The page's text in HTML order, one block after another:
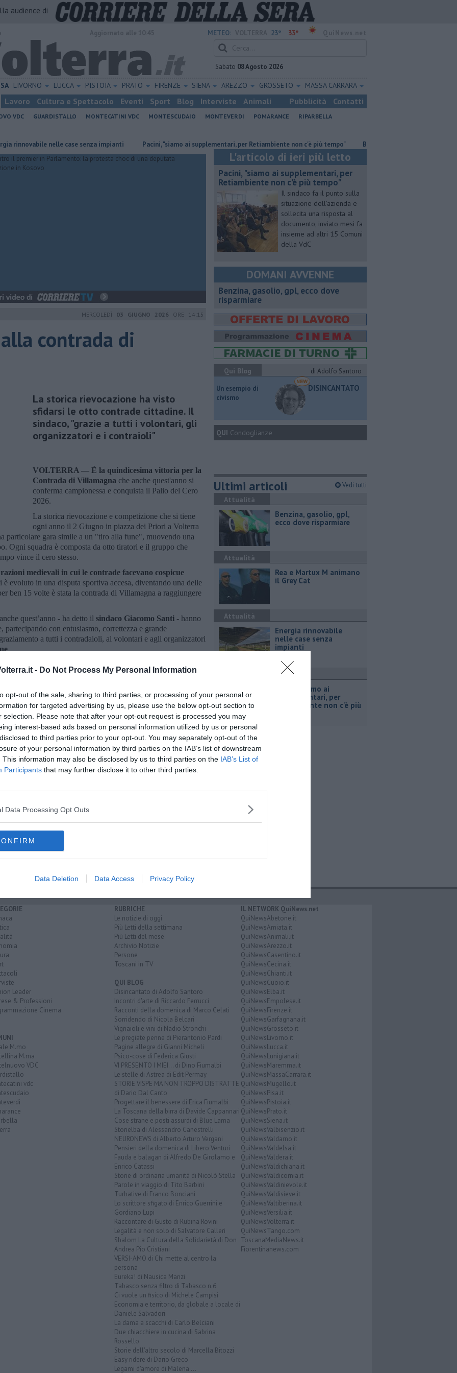
- Do Not Process My Personal Information
opt-out of the sale, sharing to third parties, or processing of your personal or
for targeted advertising by us, please use the below opt-out section to
selection. Please note that after your opt-out request is processed you may
interest-based ads based on personal information utilized by us or personal
to third parties prior to your opt-out. You may separately opt-out of the
of your personal information by third parties on the IAB’s list of downstream
This information may also be disclosed by us to third parties on the IAB’s List of
Participants that may further disclose it to other third parties.
Data Processing Opt Outs
Data Deletion Data Access Privacy Policy
audience di
METEO: 23° 33°
Sabato 08 Agosto 2026
LIVORNO LUCCA PISTOIA PRATO FIRENZE SIENA AREZZO GROSSETO MASSA CARRARA
Lavoro Cultura e Spettacolo Eventi Sport Blog Interviste Animali Pubblicità Contatti
VDC GUARDISTALLO MONTECATINI VDC MONTESCUDAIO MONTEVERDI POMARANCE
RIPARBELLA
nelle case senza impianti Pacini, "siamo ai supplementari, per Retiambiente non c'è più tempo" ​Benzina, gasolio, gpl, ecco dove
MERCOLEDÌ 03 GIUGNO 2026 ORE 14:15
contrada di
La storica rievocazione ha visto
sfidarsi le otto contrade cittadine. Il
sindaco, "grazie a tutti i volontari, gli
organizzatori e i contraioli"
VOLTERRA — È la quindicesima vittoria per la
Contrada di Villamagna che anche quest'anno si
conferma campionessa e conquista il Palio del Cero
2026.
La storica rievocazione e competizione che si tiene
ogni anno il 2 Giugno in piazza dei Priori a Volterra
particolare gara simile a un "tiro alla fune", muovendo una
Ogni squadra è composta da otto tiratori e il gruppo che
vince il cero stesso.
medievali in cui le contrade facevano cospicue
è evoluto in una disputa sportiva accesa, diventando una delle
ben 15 volte è stata la contrada di Villamagna a raggiungere
quest’anno - ha detto il sindaco Giacomo Santi - hanno
partecipando con entusiasmo, correttezza e grande
a tutti i contradaioli, ai volontari e agli organizzatori
.
realizzazione del cero, frutto di impegno, passione e abilità
iscriviti allaNewsletter QUInews - ToscanaMedia.
nella tua casella di posta.
Armentur Balistari"
L'articolo di ieri più letto
Pacini, "siamo ai supplementari, per
Retiambiente non c'è più tempo"
Il sindaco fa il punto sulla
situazione dell'azienda e
sollecita una risposta al
documento, inviato mesi fa
insieme ad altri 15 Comuni
della VdC
DOMANI AVVENNE
​Benzina, gasolio, gpl, ecco dove
risparmiare
Qui Blog
di Adolfo Santoro
​Un esempio di
civismo
DISINCANTATO
QUI Condoglianze
Ultimi articoli Vedi tutti
Attualità
​Benzina, gasolio, gpl,
ecco dove risparmiare
Attualità
Rea e Martux M animano
il Grey Cat
Attualità
Energia rinnovabile
nelle case senza
impianti
Pacini, "siamo ai
supplementari, per
Retiambiente non c'è più
Leader
& Professioni
Cinema
M.mo
M.ma
VDC
vdc
RUBRICHE
Le notizie di oggi
Più Letti della settimana
Più Letti del mese
Archivio Notizie
Persone
Toscani in TV
QUI BLOG
Disincantato di Adolfo Santoro
Incontri d'arte di Riccardo Ferrucci
Racconti della domenica di Marco Celati
Sorridendo di Nicola Belcari
Vignaioli e vini di Nadio Stronchi
Le pregiate penne di Pierantonio Pardi
Pagine allegre di Gianni Micheli
Psico-cose di Federica Giusti
VI PRESENTO I MIEI... di Dino Fiumalbi
Le stelle di Astrea di Edit Permay
STORIE VISPE MA NON TROPPO DISTRATTE
di Dario Dal Canto
Progettare il benessere di Erica Fiumalbi
La Toscana della birra di Davide Cappannari
Cose strane e posti assurdi di Blue Lama
Storielba di Alessandro Canestrelli
NEURONEWS di Alberto Arturo Vergani
Pensieri della domenica di Libero Venturi
Fauda e balagan di Alfredo De Girolamo e
Enrico Catassi
Storie di ordinaria umanità di Nicolò Stella
Parole in viaggio di Tito Barbini
Turbative di Franco Bonciani
Lo scrittore sfigato di Enrico Guerrini e
Gordiano Lupi
Raccontare di Gusto di Rubina Rovini
Legalità e non solo di Salvatore Calleri
Shalom La Cultura della Solidarietà di Don
Andrea Pio Cristiani
VERSI-AMO di Chi mette al centro la
persona
Eureka! di Nausica Manzi
Tabasco senza filtro di Tabasco n.6
Ci vuole un fisico di Michele Campisi
Economia e territorio, da globale a locale di
Daniele Salvadori
La dama a scacchi di Carlo Belciani
Due chiacchiere in cucina di Sabrina
Rossello
Storie dell'altro secolo di Marcella Bitozzi
Easy ridere di Dario Greco
Legami d'amore di Malena ...
IL NETWORK QuiNews.net
QuiNewsAbetone.it
QuiNewsAmiata.it
QuiNewsAnimali.it
QuiNewsArezzo.it
QuiNewsCasentino.it
QuiNewsCecina.it
QuiNewsChianti.it
QuiNewsCuoio.it
QuiNewsElba.it
QuiNewsEmpolese.it
QuiNewsFirenze.it
QuiNewsGarfagnana.it
QuiNewsGrosseto.it
QuiNewsLivorno.it
QuiNewsLucca.it
QuiNewsLunigiana.it
QuiNewsMaremma.it
QuiNewsMassaCarrara.it
QuiNewsMugello.it
QuiNewsPisa.it
QuiNewsPistoia.it
QuiNewsPrato.it
QuiNewsSiena.it
QuiNewsValbisenzio.it
QuiNewsValdarno.it
QuiNewsValdelsa.it
QuiNewsValdera.it
QuiNewsValdichiana.it
QuiNewsValdicornia.it
QuiNewsValdinievole.it
QuiNewsValdisieve.it
QuiNewsValtiberina.it
QuiNewsVersilia.it
QuiNewsVolterra.it
QuiNewsTango.com
ToscanaMediaNews.it
Fiorentinanews.com